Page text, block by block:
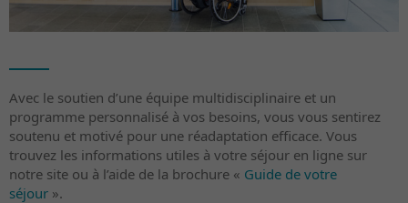
Avec le soutien d’une équipe multidisciplinaire et un
programme personnalisé à vos besoins, vous vous sentirez
soutenu et motivé pour une réadaptation efficace. Vous
trouvez les informations utiles à votre séjour en ligne sur
notre site ou à l’aide de la brochure « Guide de votre
séjour ».